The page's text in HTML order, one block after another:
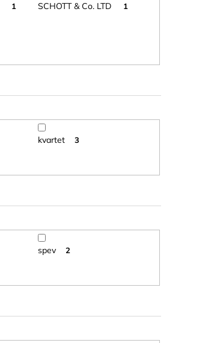
1 SCHOTT & Co. LTD 1
kvartet 3
spev 2